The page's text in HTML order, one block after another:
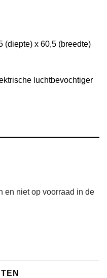
(diepte) x 60,5 (breedte)
luchtbevochtiger
en niet op voorraad in de